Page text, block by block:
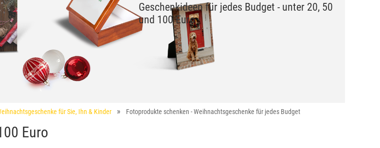
Geschenkideen für jedes Budget - unter 20, 50
und 100 Euro
für Sie, Ihn & Kinder Fotoprodukte schenken - Weihnachtsgeschenke für jedes Budget
Euro